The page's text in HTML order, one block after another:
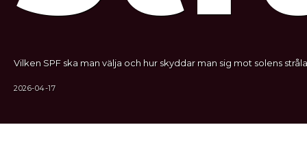
Vilken SPF ska man välja och hur skyddar man sig mot solens
2026-04-17